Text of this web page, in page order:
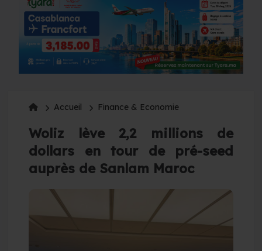
Accueil Finance & Economie
Woliz lève 2,2 millions de
dollars en tour de pré-seed
auprès de Sanlam Maroc